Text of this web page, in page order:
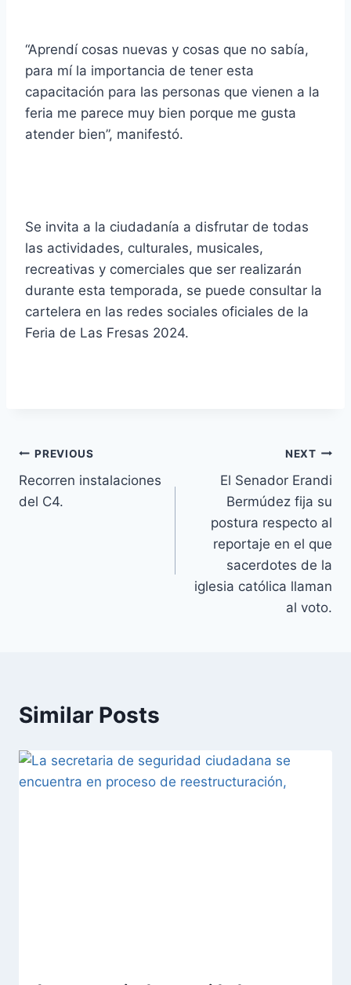
“Aprendí cosas nuevas y cosas que no sabía,
para mí la importancia de tener esta
capacitación para las personas que vienen a la
feria me parece muy bien porque me gusta
atender bien”, manifestó.
Se invita a la ciudadanía a disfrutar de todas
las actividades, culturales, musicales,
recreativas y comerciales que ser realizarán
durante esta temporada, se puede consultar la
cartelera en las redes sociales oficiales de la
Feria de Las Fresas 2024.
PREVIOUS
Recorren instalaciones
del C4.
NEXT
El Senador Erandi
Bermúdez fija su
postura respecto al
reportaje en el que
sacerdotes de la
iglesia católica llaman
al voto.
Similar Posts